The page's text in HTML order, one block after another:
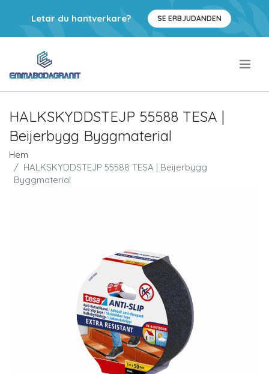
Letar du hantverkare? SE ERBJUDANDEN
HALKSKYDDSTEJP 55588 TESA |
Beijerbygg Byggmaterial
Hem
HALKSKYDDSTEJP 55588 TESA | Beijerbygg
Byggmaterial